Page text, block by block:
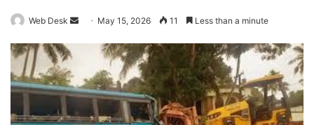
Web Desk
Send May 15, 2026 11 Less than a minute